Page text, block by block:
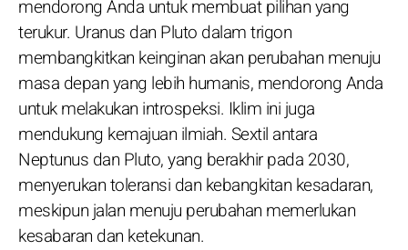
mendorong Anda untuk membuat pilihan yang
terukur. Uranus dan Pluto dalam trigon
membangkitkan keinginan akan perubahan menuju
masa depan yang lebih humanis, mendorong Anda
untuk melakukan introspeksi. Iklim ini juga
mendukung kemajuan ilmiah. Sextil antara
Neptunus dan Pluto, yang berakhir pada 2030,
menyerukan toleransi dan kebangkitan kesadaran,
meskipun jalan menuju perubahan memerlukan
kesabaran dan ketekunan.